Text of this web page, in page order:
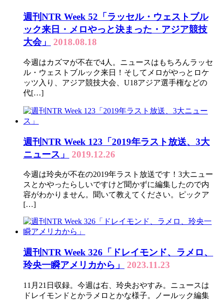
週刊NTR Week 52「ラッセル・ウェストブル
ック来日・メロやっと決まった・アジア競技
大会」
2018.08.18
今週はカズマが不在で4人。ニュースはもちろんラッセ
ル・ウェストブルック来日！そしてメロがやっとロケ
ッツ入り、アジア競技大会、U18アジア選手権などの
代[…]
週刊NTR Week 123「2019年ラスト放送、3大
ニュース」
2019.12.26
今週は玲央が不在の2019年ラスト放送です！3大ニュー
スとかやったらしいですけど聞かずに編集したので内
容がわかりません。聞いて教えてください。ピックア
[…]
週刊NTR Week 326「ドレイモンド、ラメロ、
玲央一瞬アメリカから」
2023.11.23
11月21日収録。今週は右、玲央おやすみ。ニュースは
ドレイモンドとかラメロとかな様子。ノールック編集